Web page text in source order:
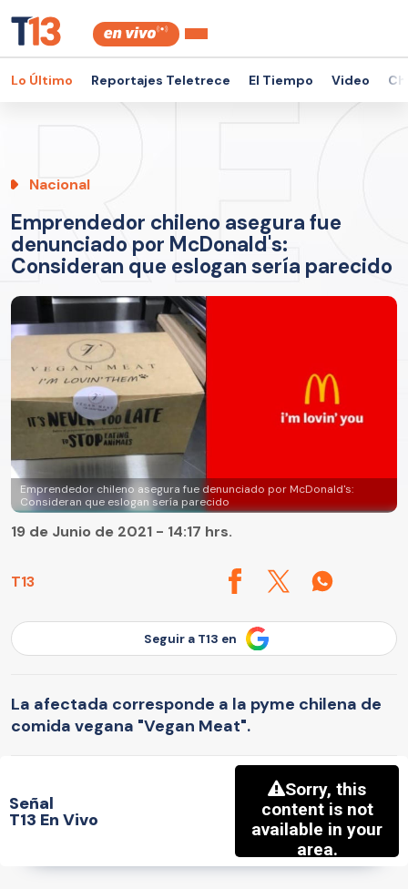
Lo Último Reportajes Teletrece El Tiempo Video
Nacional
Emprendedor chileno asegura fue
denunciado por McDonald's:
Consideran que eslogan sería parecido
Emprendedor chileno asegura fue denunciado por McDonald's:
Consideran que eslogan sería parecido
T13
19 de Junio de 2021 - 14:17 hrs.
Seguir a T13 en
La afectada corresponde a la pyme chilena de
comida vegana "Vegan Meat".
Señal
T13 En Vivo